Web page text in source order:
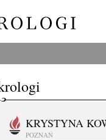
KRYSTYNA
POZNAŃ